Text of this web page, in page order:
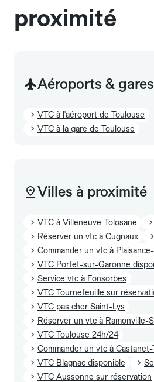
proximité
Aéroports & gares
VTC à l'aéroport de Toulouse
VTC à la gare de Toulouse
Villes à proximité
VTC à Villeneuve-Tolosane
Réserver un vtc à Cugnaux
Commander un vtc à
VTC Portet-sur-Garonne
Service vtc à Fonsorbes
VTC Tournefeuille sur
VTC pas cher Saint-Lys
Réserver un vtc à Ramonville-
VTC Toulouse 24h/24
Commander un vtc à Castanet-
VTC Blagnac disponible
VTC Aussonne sur réservation